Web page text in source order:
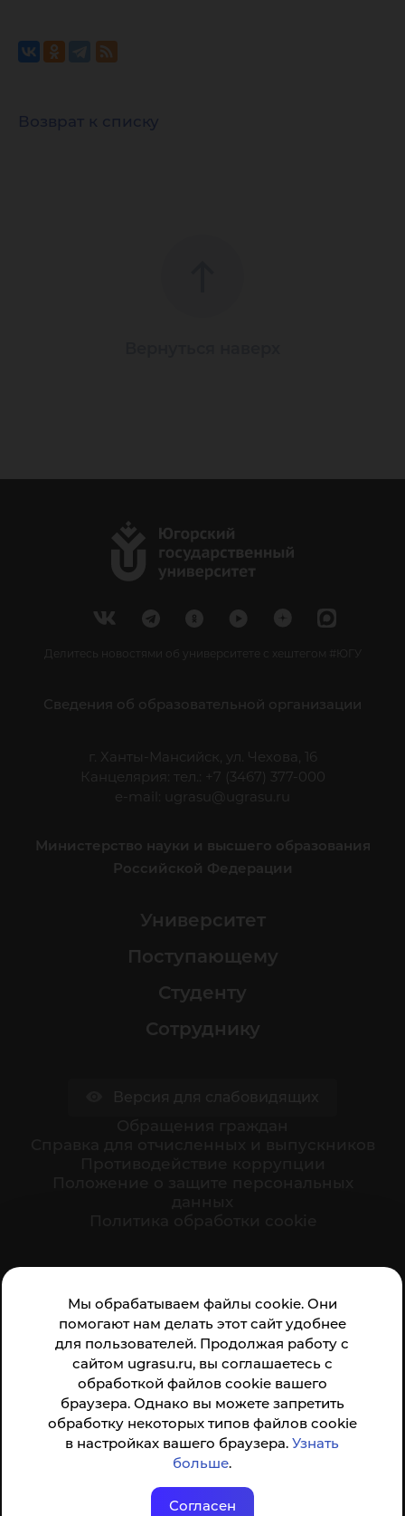
Мы обрабатываем файлы cookie. Они
помогают нам делать этот сайт удобнее
для пользователей. Продолжая работу с
сайтом ugrasu.ru, вы соглашаетесь с
обработкой файлов cookie вашего
браузера. Однако вы можете запретить
обработку некоторых типов файлов cookie
в настройках вашего браузера.Узнать
больше.
Согласен
Возврат к списку
Делитесь новостями об университете с хештегом #ЮГУ
Сведения об образовательной организации
г. Ханты-Мансийск, ул. Чехова, 16
Канцелярия: тел.: +7 (3467) 377-000
e-mail:
ugrasu@ugrasu.ru
Министерство науки и высшего образования
Российской Федерации
Университет
Поступающему
Студенту
Сотруднику
организации:
Анкета доступна по QR-коду, а так же по прямой
ссылке